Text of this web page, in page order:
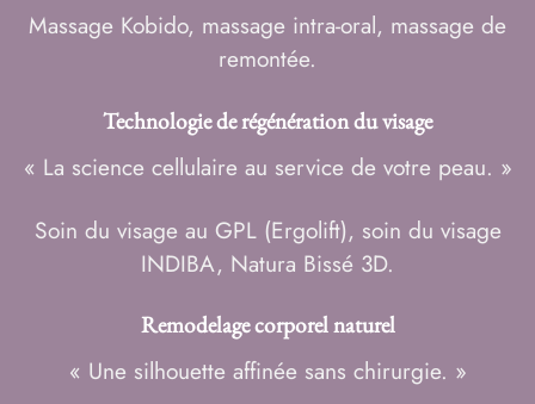
Massage Kobido, massage intra-oral, massage de
remontée.
Technologie de régénération du visage
« La science cellulaire au service de votre peau. »
Soin du visage au GPL (Ergolift), soin du visage
INDIBA, Natura Bissé 3D.
Remodelage corporel naturel
« Une silhouette affinée sans chirurgie. »